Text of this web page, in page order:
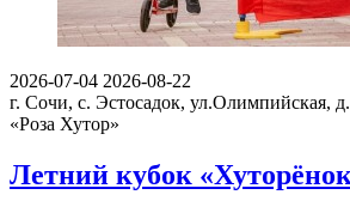
2026-07-04 2026-08-22
г. Сочи, с. Эстосадок, ул.Олимпийская,
«Роза Хутор»
Летний кубок